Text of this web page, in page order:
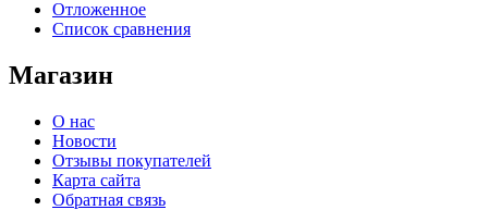
Отложенное
Список сравнения
Магазин
О нас
Новости
Отзывы покупателей
Карта сайта
Обратная связь